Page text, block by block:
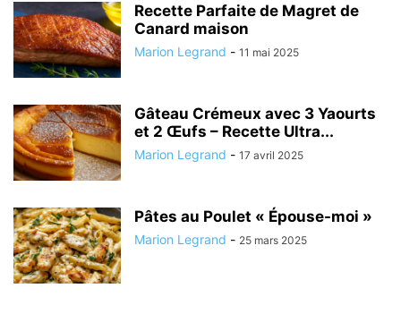
Recette Parfaite de Magret de
Canard maison
Marion Legrand - 11 mai 2025
Gâteau Crémeux avec 3 Yaourts
et 2 Œufs – Recette Ultra...
Marion Legrand - 17 avril 2025
Pâtes au Poulet « Épouse-moi »
Marion Legrand - 25 mars 2025